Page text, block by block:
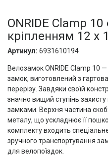
ONRIDE Clamp
кріпленням 12 х
Артикул: 6931610194
Велозамок ONRIDE Clamp 10
замок, виготовлений з
перерізу. Завдяки своїй
значно вищий ступінь
замками. Верхня частина
металу, що ускладнює її
комплекту входить
зручного транспортування
для велопоїздок.